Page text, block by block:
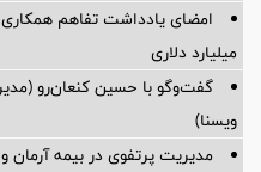
میلیارد دلاری
گفت‌وگو با حسین كنعان‌رو
ویسنا)
مدیریت پرتفوی در بیمه آرمان